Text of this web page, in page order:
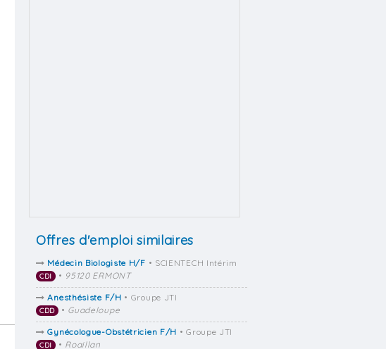
Offres d'emploi similaires
Médecin Biologiste H/F • SCIENTECH Intérim
CDI • 95120 ERMONT
Anesthésiste F/H • Groupe JTI
CDD • Guadeloupe
Gynécologue-Obstétricien F/H • Groupe JTI
CDI • Roaillan